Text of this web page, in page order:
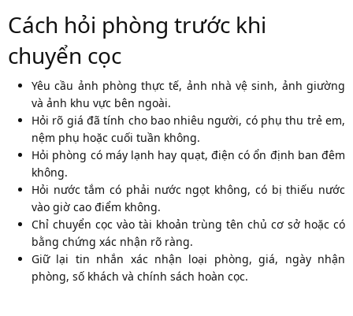
Cách hỏi phòng trước khi
chuyển cọc
Yêu cầu ảnh phòng thực tế, ảnh nhà vệ sinh, ảnh giường
và ảnh khu vực bên ngoài.
Hỏi rõ giá đã tính cho bao nhiêu người, có phụ thu trẻ em,
nệm phụ hoặc cuối tuần không.
Hỏi phòng có máy lạnh hay quạt, điện có ổn định ban đêm
không.
Hỏi nước tắm có phải nước ngọt không, có bị thiếu nước
vào giờ cao điểm không.
Chỉ chuyển cọc vào tài khoản trùng tên chủ cơ sở hoặc có
bằng chứng xác nhận rõ ràng.
Giữ lại tin nhắn xác nhận loại phòng, giá, ngày nhận
phòng, số khách và chính sách hoàn cọc.